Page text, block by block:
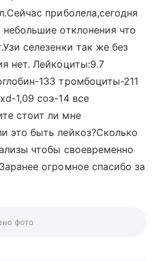
приболела,сегодня
отклонения что
селезенки так же без
нет. Лейкоциты:9.7
133 тромбоциты-211
1,09 соэ-14 все
стоит ли мне
это быть лейкоз?Сколько
чтобы своевременно
огромное спасибо за
фото